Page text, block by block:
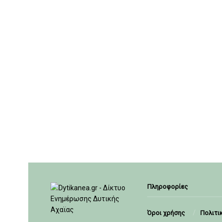
Πληροφορίες
Όροι χρήσης